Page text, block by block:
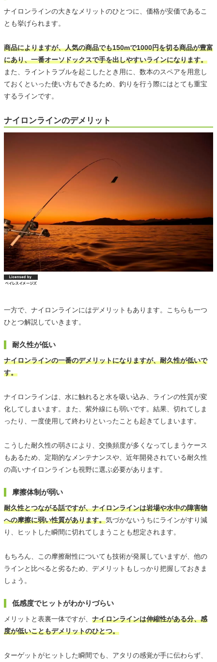
ナイロンラインの大きなメリットのひとつに、価格が安価であるこ
とも挙げられます。
商品によりますが、人気の商品でも150mで1000円を切る商品が豊富
にあり、一番オーソドックスで手を出しやすいラインになります。
また、ライントラブルを起こしたとき用に、数本のスペアを用意し
ておくといった使い方もできるため、釣りを行う際にはとても重宝
するラインです。
ナイロンラインのデメリット
一方で、ナイロンラインにはデメリットもあります。こちらも一つ
ひとつ解説していきます。
耐久性が低い
ナイロンラインの一番のデメリットになりますが、耐久性が低いで
す。
ナイロンラインは、水に触れると水を吸い込み、ラインの性質が変
化してしまいます。また、紫外線にも弱いです。結果、切れてしま
ったり、一度使用して終わりといったことも起きてしまいます。
こうした耐久性の弱さにより、交換頻度が多くなってしまうケース
もあるため、定期的なメンテナンスや、近年開発されている耐久性
の高いナイロンラインも視野に選ぶ必要があります。
摩擦体制が弱い
耐久性とつながる話ですが、ナイロンラインは岩場や水中の障害物
への摩擦に弱い性質があります。気づかないうちにラインがすり減
り、ヒットした瞬間に切れてしまうことも想定されます。
もちろん、この摩擦耐性についても技術が発展していますが、他の
ラインと比べると劣るため、デメリットもしっかり把握しておきま
しょう。
低感度でヒットがわかりづらい
メリットと表裏一体ですが、 ナイロンラインは伸縮性がある分、感
度が低いこともデメリットのひとつ。
ターゲットがヒットした瞬間でも、アタリの感覚が手に伝わらず、